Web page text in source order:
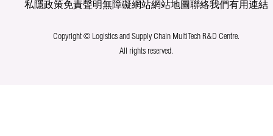
私隱政策免責聲明無障礙網站網站地圖聯絡我們有用連結
Copyright © Logistics and Supply Chain MultiTech R&D Centre.
All rights reserved.